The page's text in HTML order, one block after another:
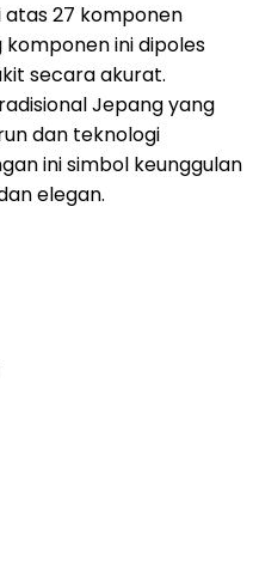
atas 27 komponen
ini dipoles
secara akurat.
Jepang yang
dan teknologi
ini simbol keunggulan
elegan.